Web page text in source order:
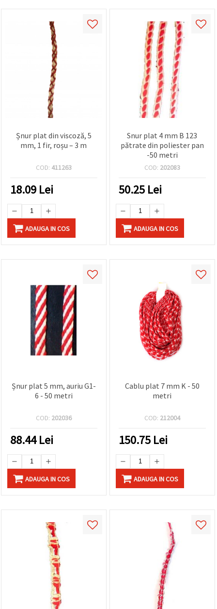
Șnur plat din viscoză, 5
mm, 1 fir, roșu – 3 m
COD: 411263
18.09 Lei
ADAUGA IN COS
Snur plat 4 mm B 123
pătrate din poliester pan
-50 metri
COD: 202083
50.25 Lei
ADAUGA IN COS
Șnur plat 5 mm, auriu G1-
6 - 50 metri
COD: 202036
88.44Lei
ADAUGA IN COS
Cablu plat 7 mm K - 50
metri
COD: 212004
150.75 Lei
ADAUGA IN COS